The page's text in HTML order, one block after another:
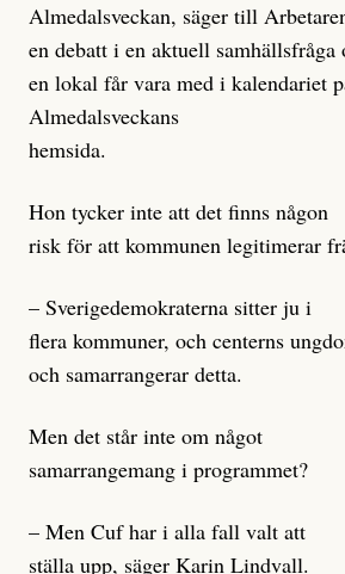
Almedalsveckan, säger till
en debatt i en aktuell samhällsfråga
en lokal får vara med i kalendariet
Almedalsveckans
hemsida.
Hon tycker inte att det finns någon
risk för att kommunen legitimerar
– Sverigedemokraterna sitter ju i
flera kommuner, och centerns
och samarrangerar detta.
Men det står inte om något
samarrangemang i programmet?
– Men Cuf har i alla fall valt att
ställa upp, säger Karin Lindvall.